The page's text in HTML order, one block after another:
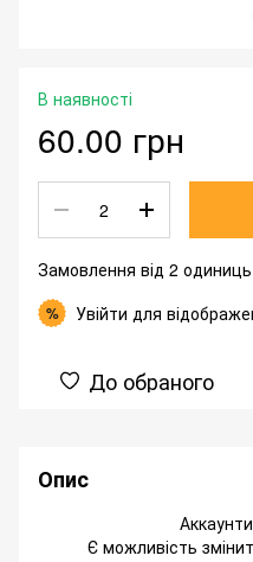
В наявності
60.00 грн
Замовлення від 2 одиниць
% Увійти для
До обраного
Опис
Є можливість